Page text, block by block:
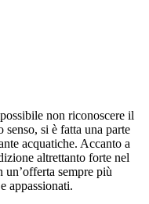
non riconoscere il
senso, si è fatta una parte
acquatiche. Accanto a
altrettanto forte nel
un’offerta sempre più
appassionati.